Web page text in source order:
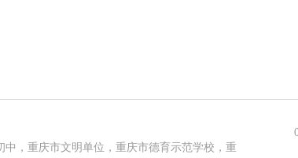
中，重庆市文明单位，重庆市德育示范学校，重